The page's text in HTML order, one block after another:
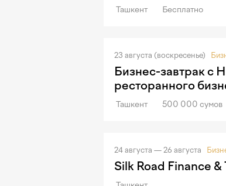
Ташкент Бесплатно
23 августа (воскресенье)
Бизнес-завтрак с
ресторанного
Ташкент 500 000 сумов
24 августа — 26 августа
Silk Road Finance